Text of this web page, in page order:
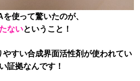
使って驚いたのが、
ないということ！
すい合成界面活性剤が使われてい
証拠なんです！